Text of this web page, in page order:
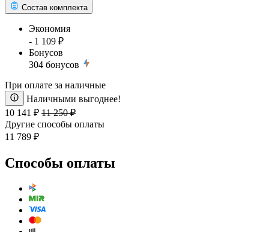
Состав комплекта
Экономия
- 1 109 ₽
Бонусов
304 бонусов
При оплате за наличные
Наличными выгоднее!
10 141 ₽ 11 250 ₽
Другие способы оплаты
11 789 ₽
Способы оплаты